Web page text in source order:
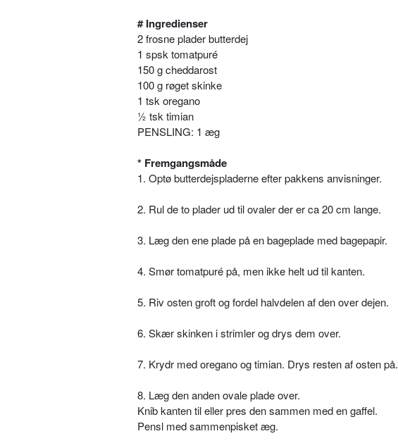
# Ingredienser
2 frosne plader butterdej
1 spsk tomatpuré
150 g cheddarost
100 g røget skinke
1 tsk oregano
½ tsk timian
PENSLING: 1 æg
* Fremgangsmåde
1. Optø butterdejspladerne efter pakkens anvisninger.
2. Rul de to plader ud til ovaler der er ca 20 cm lange.
3. Læg den ene plade på en bageplade med bagepapir.
4. Smør tomatpuré på, men ikke helt ud til kanten.
5. Riv osten groft og fordel halvdelen af den over dejen.
6. Skær skinken i strimler og drys dem over.
7. Krydr med oregano og timian. Drys resten af osten på.
8. Læg den anden ovale plade over.
Knib kanten til eller pres den sammen med en gaffel.
Pensl med sammenpisket æg.